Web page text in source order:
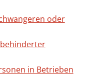
oder
in Betrieben